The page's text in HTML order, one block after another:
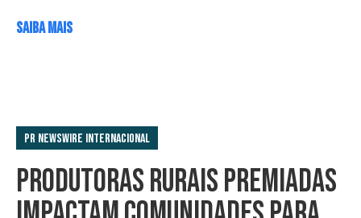
SAIBA MAIS
PR Newswire Internacional
PRODUTORAS RURAIS PREMIADAS